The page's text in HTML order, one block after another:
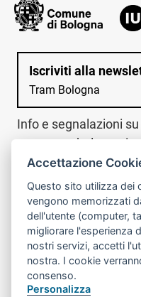
Iscriviti alla
Tram Bologna
Info e segnalazioni
www.trambologna.it
trova infopoint sulla
Trova l'infopoint
più vicino
Contatto cantiere
o nelle ore notturne:
Accettazione
Questo sito utilizza dei
vengono memorizzati
dell'utente (computer,
migliorare l'esperienza
nostri servizi, accetti
nostra. I cookie
consenso.
Personalizza